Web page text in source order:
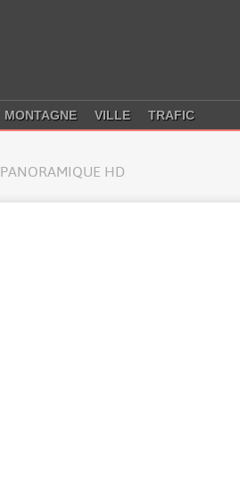
MONTAGNE VILLE TRAFIC
PANORAMIQUE HD